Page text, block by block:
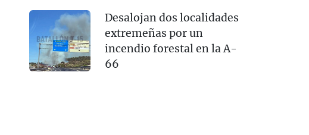
Desalojan dos localidades
extremeñas por un
incendio forestal en la A-
66